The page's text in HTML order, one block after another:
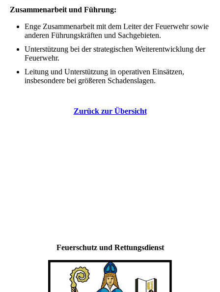
Zusammenarbeit und Führung:
Enge Zusammenarbeit mit dem Leiter der Feuerwehr sowie
anderen Führungskräften und Sachgebieten.
Unterstützung bei der strategischen Weiterentwicklung der
Feuerwehr.
Leitung und Unterstützung in operativen Einsätzen,
insbesondere bei größeren Schadenslagen.
Zurück zur Übersicht
Feuerschutz und Rettungsdienst